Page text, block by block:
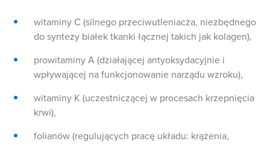
witaminy C (silnego przeciwutleniacza, niezbędnego
do syntezy białek tkanki łącznej takich jak kolagen),
prowitaminy A (działającej antyoksydacyjnie i
wpływającej na funkcjonowanie narządu wzroku),
witaminy K (uczestniczącej w procesach krzepnięcia
krwi),
folianów (regulujących pracę układu: krążenia,